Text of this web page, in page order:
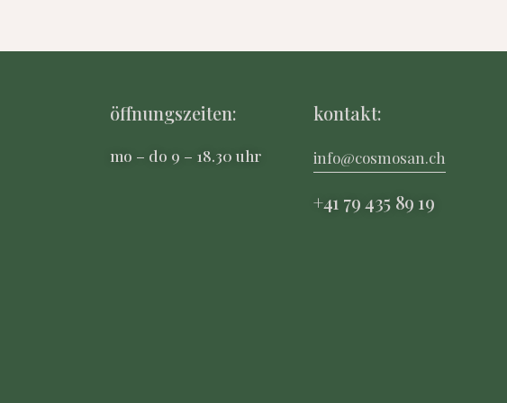
öffnungszeiten:
mo – do 9 – 18.30 uhr
kontakt:
info@cosmosan.ch
+41 79 435 89 19